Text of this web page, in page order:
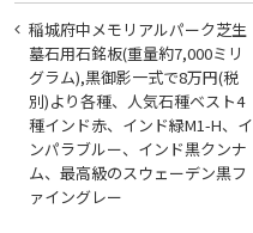
投
稿
ナ
ビ
ゲ
ー
稲城府中メモリアルパーク芝生
墓石用石銘板(重量約7,000ミリ
グラム),黒御影一式で8万円(税
別)より各種、人気石種ベスト4
種インド赤、インド緑M1-H、イ
ンパラブルー、インド黒クンナ
ム、最高級のスウェーデン黒フ
ァイングレー